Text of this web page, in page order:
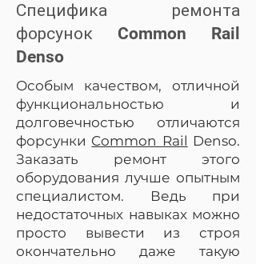
Специфика ремонта
форсунок Common Rail
Denso
Особым качеством, отличной
функциональностью и
долговечностью отличаются
форсунки Common Rail Denso.
Заказать ремонт этого
оборудования лучше опытным
специалистом. Ведь при
недостаточных навыках можно
просто вывести из строя
окончательно даже такую